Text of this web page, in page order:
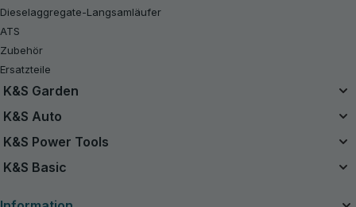
Dieselaggregate-Langsamläufer
ATS
Zubehör
Ersatzteile
K&S Garden
Das Einzelbatteriesystem
Kettensägen
K&S Auto
Luftkompressor
K&S Power Tools
Akku-Werkzeuge
K&S Basic